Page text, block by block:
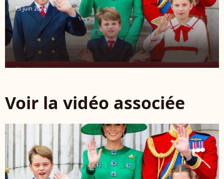
15 juin 2024
Voir la vidéo associée